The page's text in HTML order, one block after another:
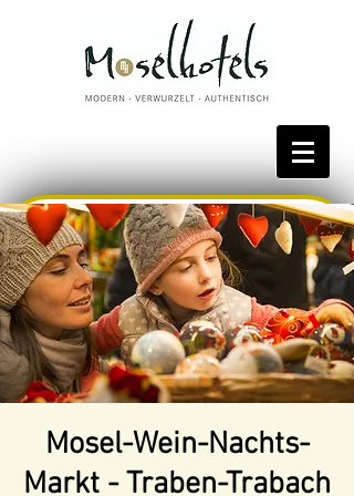
Bestpreis reservieren
Mosel-Wein-Nachts-
Markt - Traben-Trabach